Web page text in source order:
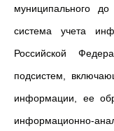
муниципального
система учета
Российской
подсистем,
информации, ее
информационно-